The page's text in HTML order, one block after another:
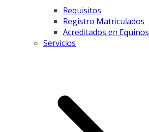
Requisitos
Registro Matriculados
Acreditados en Equinos
Servicios